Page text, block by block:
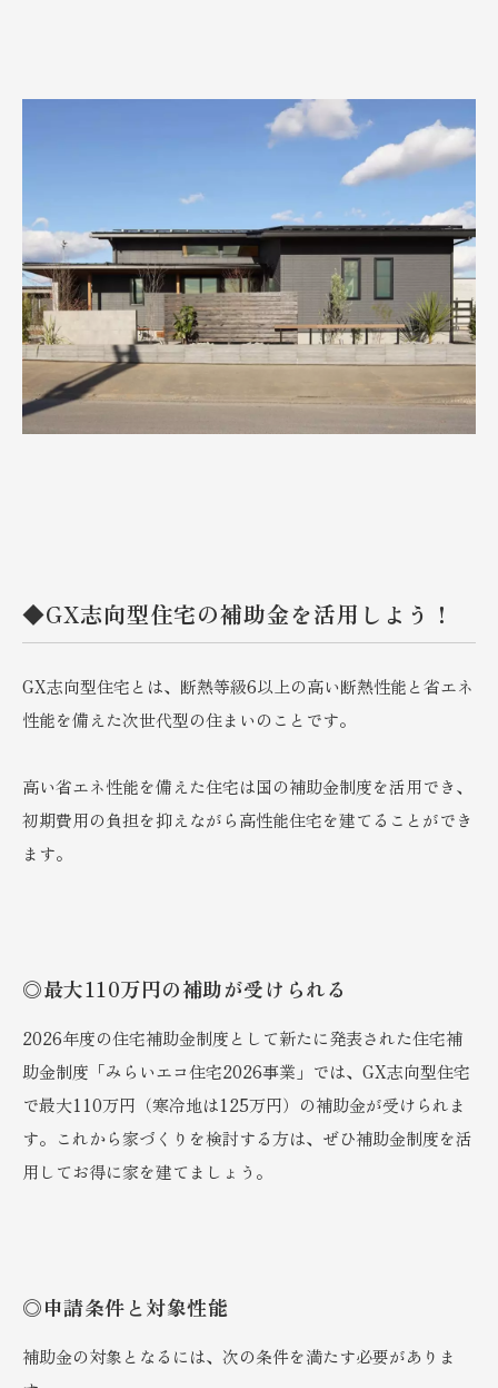
◆GX志向型住宅の補助金を活用しよう！
GX志向型住宅とは、断熱等級6以上の高い断熱性能と省エネ
性能を備えた次世代型の住まいのことです。
高い省エネ性能を備えた住宅は国の補助金制度を活用でき、
初期費用の負担を抑えながら高性能住宅を建てることができ
ます。
◎最大110万円の補助が受けられる
2026年度の住宅補助金制度として新たに発表された住宅補
助金制度「みらいエコ住宅2026事業」では、GX志向型住宅
で最大110万円（寒冷地は125万円）の補助金が受けられま
す。これから家づくりを検討する方は、ぜひ補助金制度を活
用してお得に家を建てましょう。
◎申請条件と対象性能
補助金の対象となるには、次の条件を満たす必要がありま